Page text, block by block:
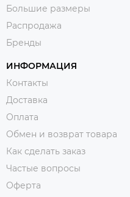
Большие размеры
Распродажа
Бренды
ИНФОРМАЦИЯ
Контакты
Доставка
Оплата
Обмен и возврат товара
Как сделать заказ
Частые вопросы
Оферта